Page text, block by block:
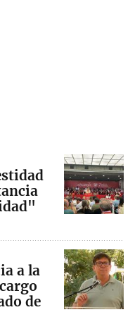
a la
de